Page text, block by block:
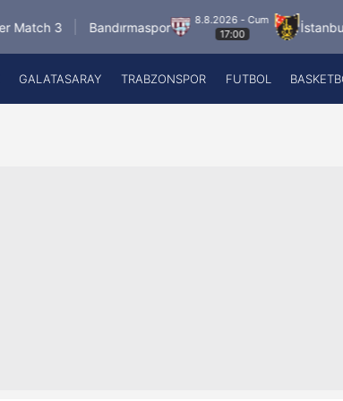
Bandırmaspor
8.8.2026 - Cum
17:00
İstanbulspor
GALATASARAY TRABZONSPOR FUTBOL